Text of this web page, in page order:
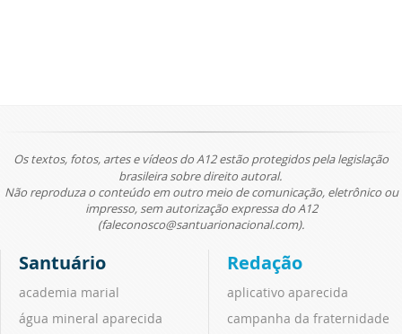
Os textos, fotos, artes e vídeos do A12 estão protegidos pela legislação
brasileira sobre direito autoral.
Não reproduza o conteúdo em outro meio de comunicação, eletrônico ou
impresso, sem autorização expressa do A12
(faleconosco@santuarionacional.com).
Santuário
academia marial
água mineral aparecida
Redação
aplicativo aparecida
campanha da fraternidade